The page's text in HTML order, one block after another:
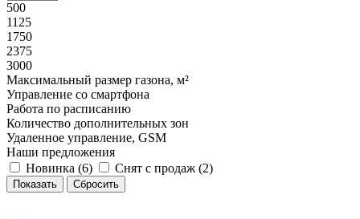
500
1125
1750
2375
3000
Максимальный размер газона, м²
Управление со смартфона
Работа по расписанию
Количество дополнительных зон
Удаленное управление, GSM
Наши предложения
Новинка (6) Снят с продаж (2)
Сбросить